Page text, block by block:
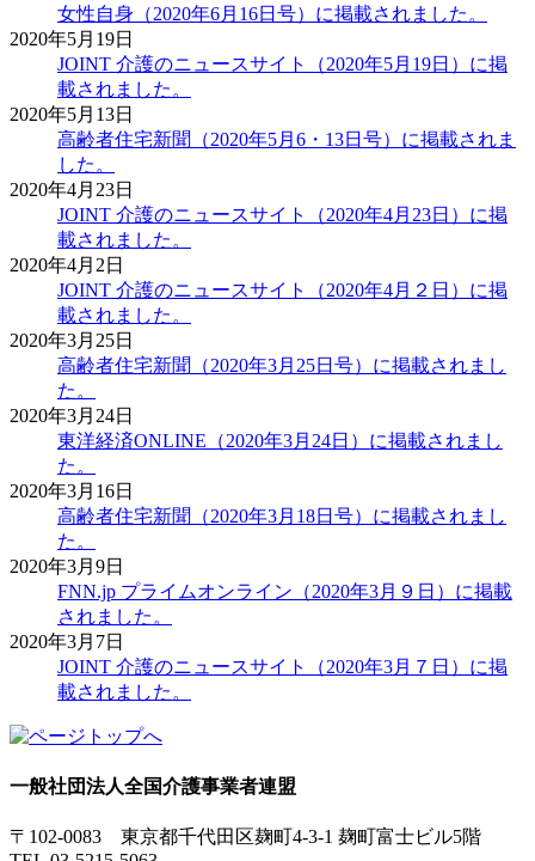
女性自身（2020年6月16日号）に掲載されました。
2020年5月19日
JOINT 介護のニュースサイト（2020年5月19日）に掲
載されました。
2020年5月13日
高齢者住宅新聞（2020年5月6・13日号）に掲載されま
した。
2020年4月23日
JOINT 介護のニュースサイト（2020年4月23日）に掲
載されました。
2020年4月2日
JOINT 介護のニュースサイト（2020年4月２日）に掲
載されました。
2020年3月25日
高齢者住宅新聞（2020年3月25日号）に掲載されまし
た。
2020年3月24日
東洋経済ONLINE（2020年3月24日）に掲載されまし
た。
2020年3月16日
高齢者住宅新聞（2020年3月18日号）に掲載されまし
た。
2020年3月9日
FNN.jp プライムオンライン（2020年3月９日）に掲載
されました。
2020年3月7日
JOINT 介護のニュースサイト（2020年3月７日）に掲
載されました。
一般社団法人全国介護事業者連盟
〒102-0083 東京都千代田区麹町4-3-1 麹町富士ビル5階